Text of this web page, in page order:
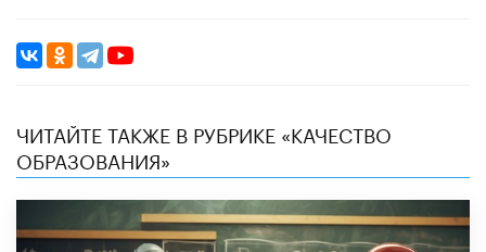
ЧИТАЙТЕ ТАКЖЕ В РУБРИКЕ «КАЧЕСТВО
ОБРАЗОВАНИЯ»